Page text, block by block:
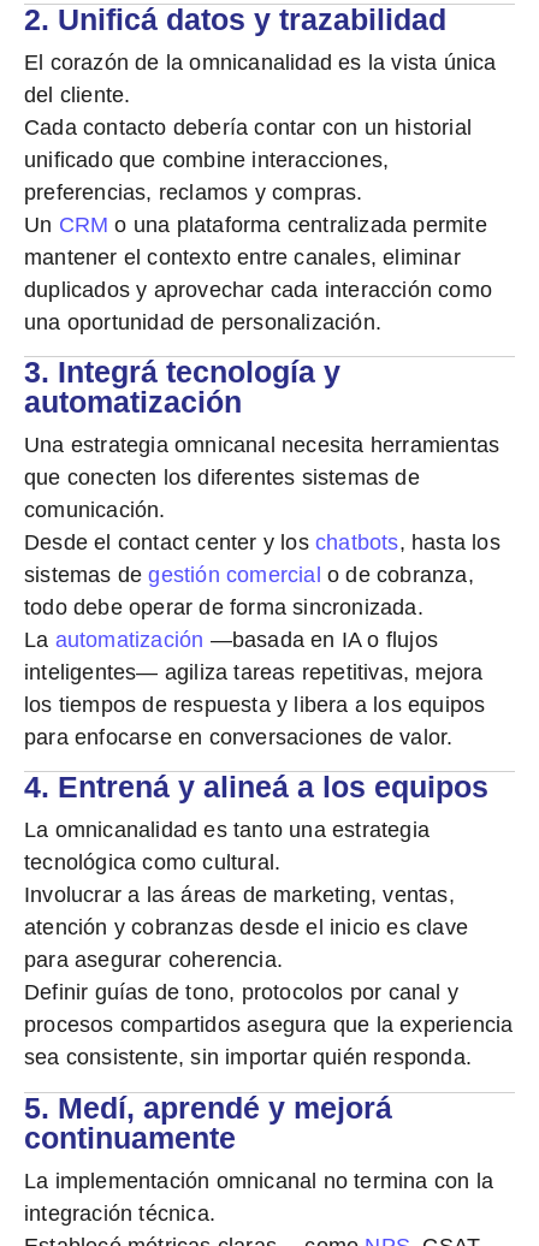
2. Unificá datos y trazabilidad
El corazón de la omnicanalidad es lavista única
del cliente.
Cada contacto debería contar con un historial
unificado que combine interacciones,
preferencias, reclamos y compras.
Un CRM o una plataforma centralizada permite
mantener el contexto entre canales, eliminar
duplicados y aprovechar cada interacción como
una oportunidad de personalización.
3. Integrá tecnología y
automatización
Una estrategia omnicanal necesita herramientas
que conecten los diferentes sistemas de
comunicación.
Desde el contact center y loschatbots, hasta los
sistemas degestión comercial o de cobranza,
todo debe operar de forma sincronizada.
La automatización —basada en IA o flujos
inteligentes— agiliza tareas repetitivas, mejora
los tiempos de respuesta y libera a los equipos
para enfocarse en conversaciones de valor.
4. Entrená y alineá a los equipos
La omnicanalidad es tanto una estrategia
tecnológica comocultural .
Involucrar a las áreas de marketing, ventas,
atención y cobranzas desde el inicio es clave
para asegurar coherencia.
Definir guías de tono, protocolos por canal y
procesos compartidos asegura que la experiencia
sea consistente, sin importar quién responda.
5. Medí, aprendé y mejorá
continuamente
La implementación omnicanal no termina con la
integración técnica.